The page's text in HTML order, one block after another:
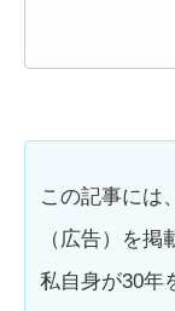
この記事には
（広告）を掲
私自身が30年